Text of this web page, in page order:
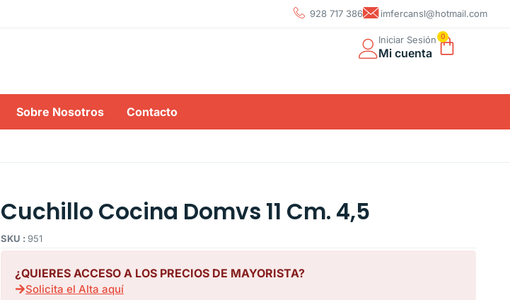
928 717 386 imfercansl@hotmail.com
Iniciar Sesión
Mi cuenta
0
Sobre Nosotros Contacto
Cuchillo Cocina Domvs 11 Cm. 4,5
SKU : 951
¿QUIERES ACCESO A LOS PRECIOS DE MAYORISTA?
Solicita el Alta aquí